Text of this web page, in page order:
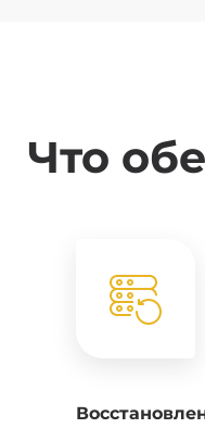
Что